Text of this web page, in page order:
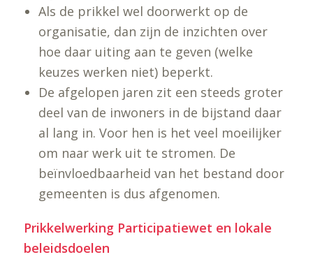
Als de prikkel wel doorwerkt op de
organisatie, dan zijn de inzichten over
hoe daar uiting aan te geven (welke
keuzes werken niet) beperkt.
De afgelopen jaren zit een steeds groter
deel van de inwoners in de bijstand daar
al lang in. Voor hen is het veel moeilijker
om naar werk uit te stromen. De
beïnvloedbaarheid van het bestand door
gemeenten is dus afgenomen.
Prikkelwerking Participatiewet en lokale
beleidsdoelen